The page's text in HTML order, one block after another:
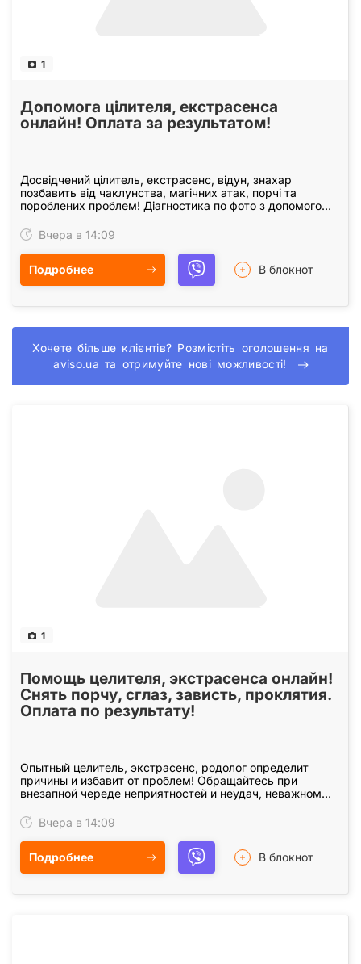
1
Допомога цілителя, екстрасенса
онлайн! Оплата за результатом!
Досвідчений цілитель, екстрасенс, відун, знахар
позбавить від чаклунства, магічних атак, порчі та
пороблених проблем! Діагностика по фото з допомогою
Вчера в 14:09
Подробнее В блокнот
Хочете більше клієнтів? Розмістіть оголошення на
aviso.ua та отримуйте нові можливості!
1
Помощь целителя, экстрасенса онлайн!
Снять порчу, сглаз, зависть, проклятия.
Оплата по результату!
Опытный целитель, экстрасенс, родолог определит
причины и избавит от проблем! Обращайтесь при
внезапной череде неприятностей и неудач, неважном
болезненных…
Вчера в 14:09
Подробнее В блокнот